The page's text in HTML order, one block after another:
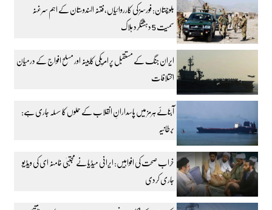
بلوچستان: فورسز کی کارروائیاں، فتنہ الہندوستان کے اہم سرغنہ
سمیت 5 دہشتگرد ہلاک
ایران جنگ کے مستقبل پر امریکی کابینہ اور مسلح افواج کے درمیان
اختلافات
آبنائے ہرمز میں پاسدارانِ انقلاب کے حملوں کا سسلہ جاری ہے:
برطانیہ
خراب صحت کی افواہیں: ایرانی میڈیا نے مجتبیٰ خامنہ ای کی ویڈیو
جاری کردی